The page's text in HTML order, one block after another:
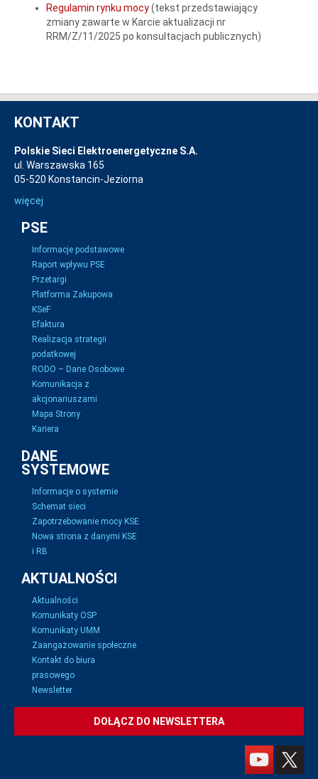
Regulamin rynku mocy(tekst przedstawiający
zmiany zawarte w Karcie aktualizacji nr
RRM/Z/11/2025 po konsultacjach publicznych)
KONTAKT
Polskie Sieci Elektroenergetyczne S.A.
ul. Warszawska 165
05-520 Konstancin-Jeziorna
więcej
PSE
Informacje podstawowe
Raport wpływu PSE
Przetargi
Platforma Zakupowa
KSeF
Efaktura
Realizacja strategii
podatkowej
RODO – Dane Osobowe
Komunikacja z
akcjonariuszami
Mapa Strony
Kariera
DANE
SYSTEMOWE
Informacje o systemie
Schemat sieci
Zapotrzebowanie mocy KSE
Nowa strona z danymi KSE
i RB
AKTUALNOŚCI
Aktualności
Komunikaty OSP
Komunikaty UMM
Zaangażowanie społeczne
Kontakt do biura
prasowego
Newsletter
DOŁĄCZ DO NEWSLETTERA